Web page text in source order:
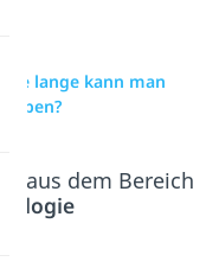
lange kann man
aus dem Bereich